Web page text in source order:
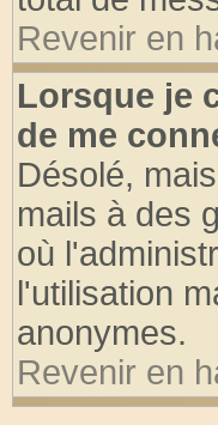
Revenir en
Lorsque je
de me
Désolé,
mails à des
où
l'utilisation
anonymes.
Revenir en